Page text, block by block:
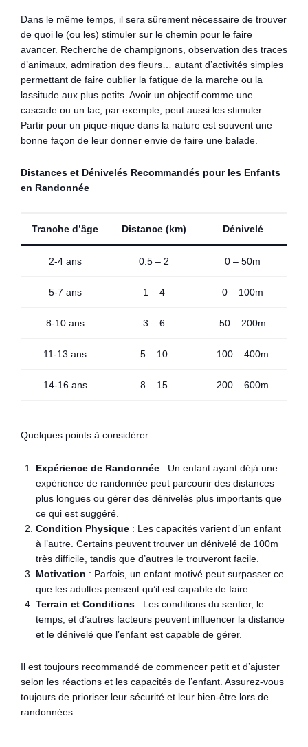
Dans le même temps, il sera sûrement nécessaire de trouver
de quoi le (ou les) stimuler sur le chemin pour le faire
avancer. Recherche de champignons, observation des traces
d’animaux, admiration des fleurs… autant d’activités simples
permettant de faire oublier la fatigue de la marche ou la
lassitude aux plus petits. Avoir un objectif comme une
cascade ou un lac, par exemple, peut aussi les stimuler.
Partir pour un pique-nique dans la nature est souvent une
bonne façon de leur donner envie de faire une balade.
Distances et Dénivelés Recommandés pour les Enfants
en Randonnée
Tranche d’âge Distance (km) Dénivelé
2-4 ans 0.5 – 2 0 – 50m
5-7 ans 1 – 4 0 – 100m
8-10 ans 3 – 6 50 – 200m
11-13 ans 5 – 10 100 – 400m
14-16 ans 8 – 15 200 – 600m
Quelques points à considérer :
Expérience de Randonnée: Un enfant ayant déjà une
expérience de randonnée peut parcourir des distances
plus longues ou gérer des dénivelés plus importants que
ce qui est suggéré.
Condition Physique: Les capacités varient d’un enfant
à l’autre. Certains peuvent trouver un dénivelé de 100m
très difficile, tandis que d’autres le trouveront facile.
Motivation : Parfois, un enfant motivé peut surpasser ce
que les adultes pensent qu’il est capable de faire.
Terrain et Conditions: Les conditions du sentier, le
temps, et d’autres facteurs peuvent influencer la distance
et le dénivelé que l’enfant est capable de gérer.
Il est toujours recommandé de commencer petit et d’ajuster
selon les réactions et les capacités de l’enfant. Assurez-vous
toujours de prioriser leur sécurité et leur bien-être lors de
randonnées.